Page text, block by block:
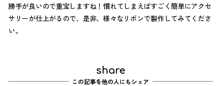
勝手が良いので重宝しますね！慣れてしまえばすごく簡単にアクセ
サリーが仕上がるので、是非、様々なリボンで製作してみてくださ
い。
share
この記事を他の人にもシェア